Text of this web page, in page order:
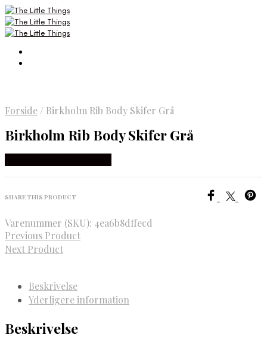
Forside / Birkholm Rib Body Skifer Grå
Birkholm Rib Body Skifer Grå
SHARE THIS PRODUCT
Varenummer (SKU): 4ea6b8dffecd
Previous Product
Next Product
Beskrivelse
Yderligere information
Beskrivelse